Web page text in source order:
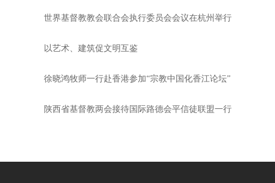
世界基督教教会联合会执行委员会会议在杭州举行
以艺术、建筑促文明互鉴
徐晓鸿牧师一行赴香港参加“宗教中国化香江论坛”
陕西省基督教两会接待国际路德会平信徒联盟一行